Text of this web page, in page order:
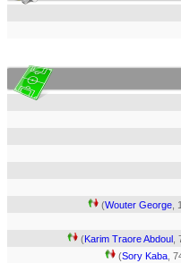
(Wouter George ,
(Karim Traore Abdoul
(Sory Kaba ,